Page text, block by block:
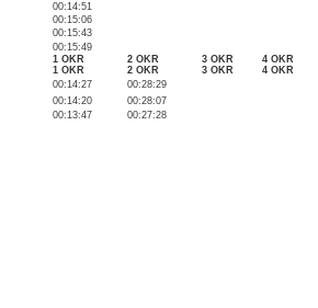
00:14:51
00:15:06
00:15:43
00:15:49
1 OKR 2 OKR 3 OKR 4 OKR
1 OKR 2 OKR 3 OKR 4 OKR
00:14:27 00:28:29
00:14:20 00:28:07
00:13:47 00:27:28